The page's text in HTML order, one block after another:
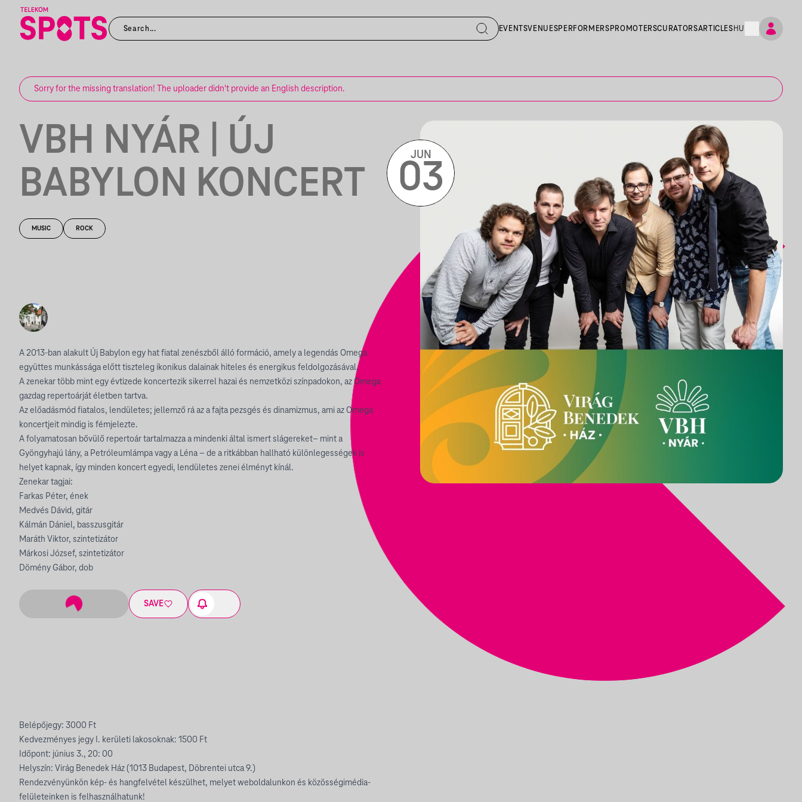
EVENTSVENUESPERFORMERS PROMOTERSCURATORSARTICLES HU
Sorry for the missing translation! The uploader didn't provide an English description.
VBH NYÁR | ÚJ
BABYLON KONCERT
MUSIC ROCK
A 2013-ban alakult Új Babylon egy hat fiatal zenészből álló formáció, amely a legendás Omega
együttes munkássága előtt tiszteleg ikonikus dalainak hiteles és energikus feldolgozásával.
A zenekar több mint egy évtizede koncertezik sikerrel hazai és nemzetközi színpadokon, az Omega
gazdag repertoárját életben tartva.
Az előadásmód fiatalos, lendületes; jellemző rá az a fajta pezsgés és dinamizmus, ami az Omega
koncertjeit mindig is fémjelezte.
A folyamatosan bővülő repertoár tartalmazza a mindenki által ismert slágereket– mint a
Gyöngyhajú lány, a Petróleumlámpa vagy a Léna – de a ritkábban hallható különlegességek is
helyet kapnak, így minden koncert egyedi, lendületes zenei élményt kínál.
Zenekar tagjai:
Farkas Péter, ének
Medvés Dávid, gitár
Kálmán Dániel, basszusgitár
Maráth Viktor, szintetizátor
Márkosi József, szintetizátor
Dömény Gábor, dob
SAVE
JUN
03
Belépőjegy: 3000 Ft
Kedvezményes jegy I. kerületi lakosoknak: 1500 Ft
Időpont: június 3., 20: 00
Helyszín: Virág Benedek Ház (1013 Budapest, Döbrentei utca 9.)
Rendezvényünkön kép- és hangfelvétel készülhet, melyet weboldalunkon és közösségimédia-
felületeinken is felhasználhatunk!